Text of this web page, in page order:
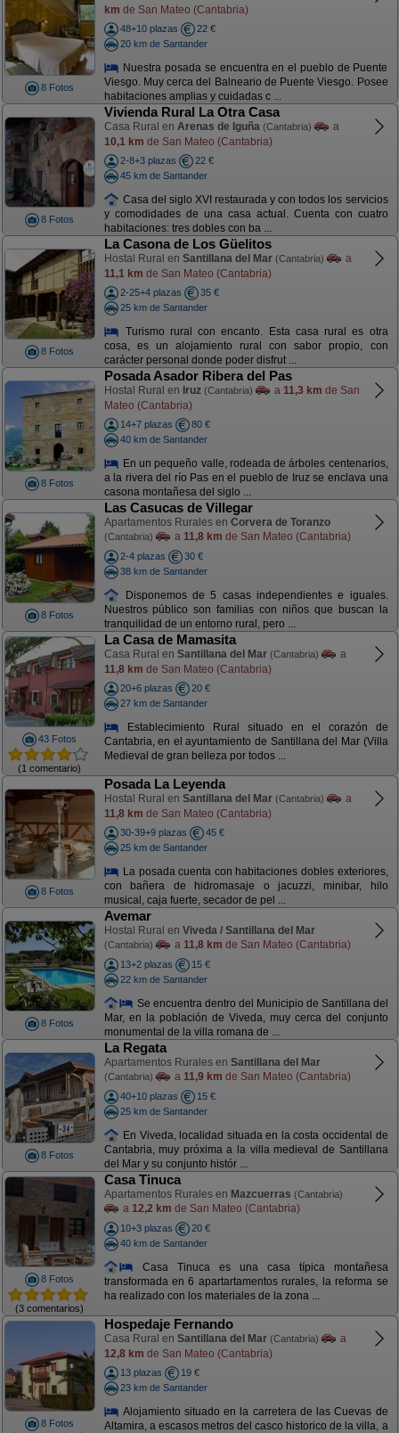
8 Fotos
km de San Mateo (Cantabria)
48+10 plazas
22 €
20 km de Santander
Nuestra posada se encuentra en el pueblo de Puente
Viesgo. Muy cerca del Balneario de Puente Viesgo. Posee
habitaciones amplias y cuidadas c ...
8 Fotos
Vivienda Rural La Otra Casa
Casa Rural en Arenas de Iguña (Cantabria)
a
10,1 km de San Mateo (Cantabria)
2-8+3 plazas
22 €
45 km de Santander
Casa del siglo XVI restaurada y con todos los servicios
y comodidades de una casa actual. Cuenta con cuatro
habitaciones: tres dobles con ba ...
8 Fotos
La Casona de Los Güelitos
Hostal Rural en Santillana del Mar (Cantabria)
a
11,1 km de San Mateo (Cantabria)
2-25+4 plazas
35 €
25 km de Santander
Turismo rural con encanto. Esta casa rural es otra
cosa, es un alojamiento rural con sabor propio, con
carácter personal donde poder disfrut ...
8 Fotos
Posada Asador Ribera del Pas
Hostal Rural en Iruz (Cantabria) a 11,3 km de San
Mateo (Cantabria)
14+7 plazas
80 €
40 km de Santander
En un pequeño valle, rodeada de árboles centenarios,
a la rivera del río Pas en el pueblo de Iruz se enclava una
casona montañesa del siglo ...
8 Fotos
Las Casucas de Villegar
Apartamentos Rurales en Corvera de Toranzo
(Cantabria) a 11,8 km de San Mateo (Cantabria)
2-4 plazas
30 €
38 km de Santander
Disponemos de 5 casas independientes e iguales.
Nuestros público son familias con niños que buscan la
tranquilidad de un entorno rural, pero ...
43 Fotos
(1 comentario)
La Casa de Mamasita
Casa Rural en Santillana del Mar (Cantabria)
a
11,8 km de San Mateo (Cantabria)
20+6 plazas
20 €
27 km de Santander
Establecimiento Rural situado en el corazón de
Cantabria, en el ayuntamiento de Santillana del Mar (Villa
Medieval de gran belleza por todos ...
8 Fotos
Posada La Leyenda
Hostal Rural en Santillana del Mar (Cantabria)
a
11,8 km de San Mateo (Cantabria)
30-39+9 plazas
45 €
25 km de Santander
La posada cuenta con habitaciones dobles exteriores,
con bañera de hidromasaje o jacuzzi, minibar, hilo
musical, caja fuerte, secador de pel ...
8 Fotos
Avemar
Hostal Rural en Viveda / Santillana del Mar
(Cantabria) a 11,8 km de San Mateo (Cantabria)
13+2 plazas
15 €
22 km de Santander
Se encuentra dentro del Municipio de Santillana del
Mar, en la población de Viveda, muy cerca del conjunto
monumental de la villa romana de ...
8 Fotos
La Regata
Apartamentos Rurales en Santillana del Mar
(Cantabria) a 11,9 km de San Mateo (Cantabria)
40+10 plazas
15 €
25 km de Santander
En Viveda, localidad situada en la costa occidental de
Cantabria, muy próxima a la villa medieval de Santillana
del Mar y su conjunto histór ...
8 Fotos
(3 comentarios)
Casa Tinuca
Apartamentos Rurales en Mazcuerras (Cantabria)
a 12,2 km de San Mateo (Cantabria)
10+3 plazas
20 €
40 km de Santander
Casa Tinuca es una casa típica montañesa
transformada en 6 apartartamentos rurales, la reforma se
ha realizado con los materiales de la zona ...
8 Fotos
Hospedaje Fernando
Casa Rural en Santillana del Mar (Cantabria)
a
12,8 km de San Mateo (Cantabria)
13 plazas
19 €
23 km de Santander
Alojamiento situado en la carretera de las Cuevas de
Altamira, a escasos metros del casco historico de la villa, a